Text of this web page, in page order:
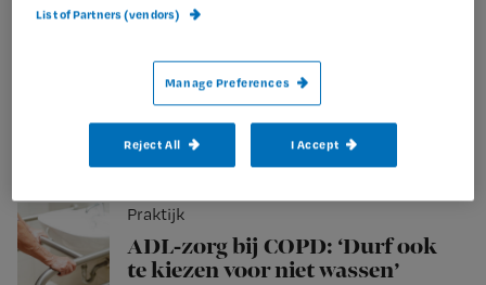
Onderzoek: ‘ADL-zorg is
ondergewaardeerd en te weinig
onderbouwd’
Praktijk
ADL-zorg bij COPD: ‘Durf ook
te kiezen voor niet wassen’
List of Partners (vendors)
Manage Preferences
Reject All I Accept